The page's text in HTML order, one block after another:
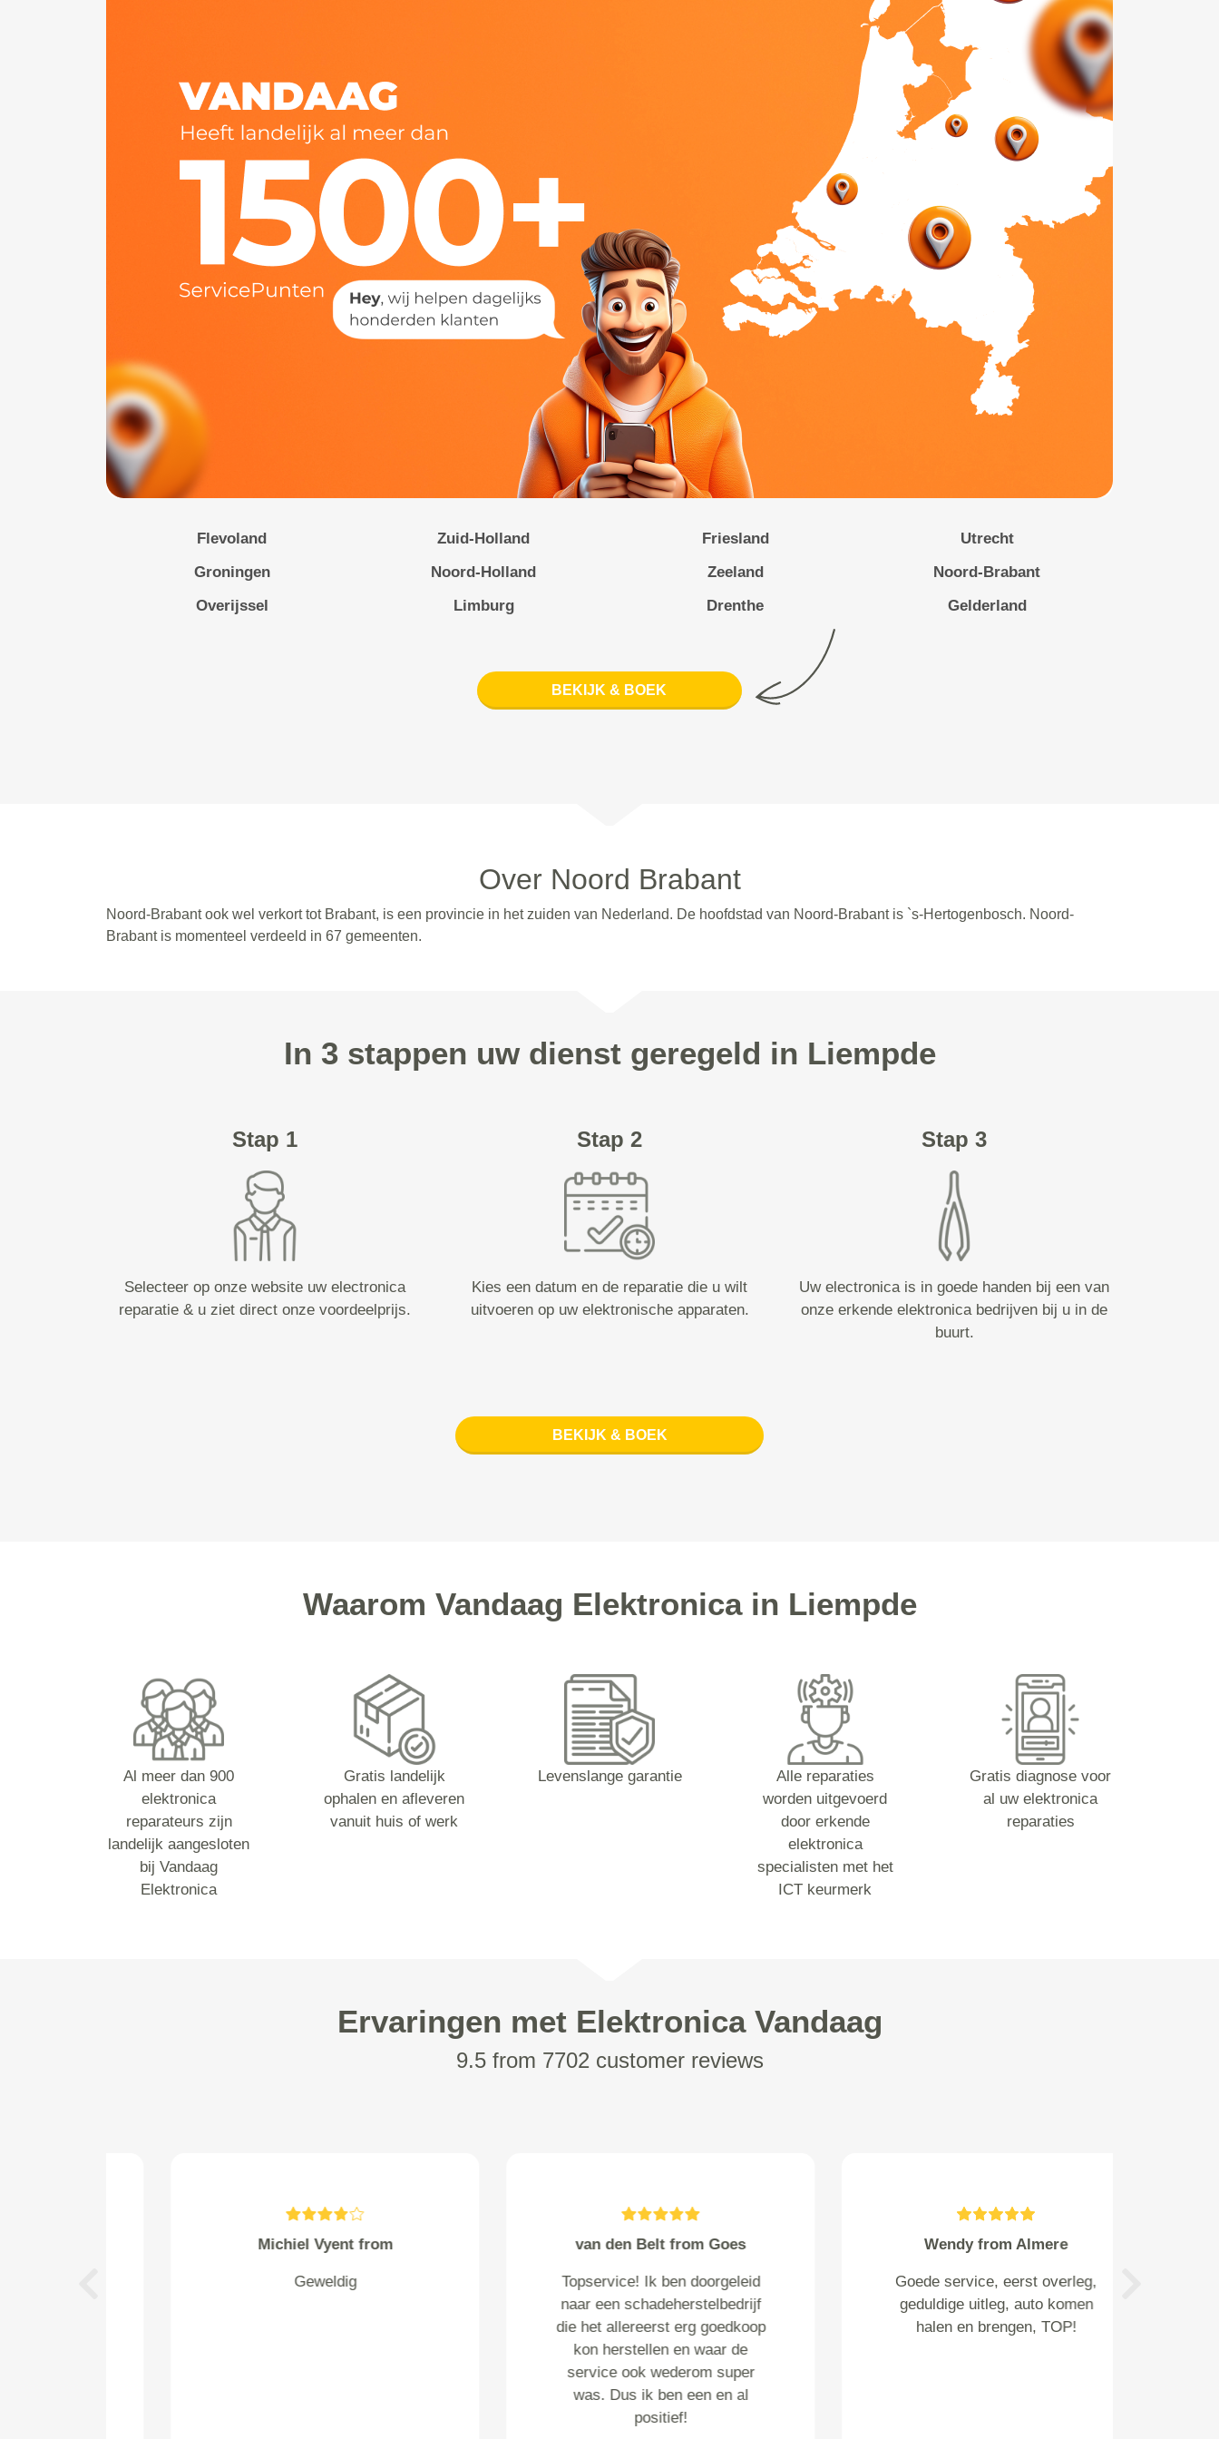
Flevoland Zuid-Holland Friesland
Utrecht
Groningen
Noord-Holland Zeeland
Noord-Brabant
Overijssel
Limburg Drenthe Gelderland
BEKIJK & BOEK
Over Noord Brabant
Noord-Brabant ook wel verkort tot Brabant, is een provincie in het zuiden van Nederland. De hoofdstad van Noord-Brabant is `s-Hertogenbosch. Noord-
Brabant is momenteel verdeeld in 67 gemeenten.
In 3 stappen uw dienst geregeld in Liempde
Stap 1
Selecteer op onze website uw electronica
reparatie & u ziet direct onze voordeelprijs.
Stap 2
Kies een datum en de reparatie die u wilt
uitvoeren op uw elektronische apparaten.
Stap 3
Uw electronica is in goede handen bij een van
onze erkende elektronica bedrijven bij u in de
buurt.
BEKIJK & BOEK
Waarom Vandaag Elektronica in Liempde
Al meer dan 900
elektronica
reparateurs zijn
landelijk aangesloten
bij Vandaag
Elektronica
Gratis landelijk
ophalen en afleveren
vanuit huis of werk
Levenslange garantie
Alle reparaties
worden uitgevoerd
door erkende
elektronica
specialisten met het
ICT keurmerk
Gratis diagnose voor
al uw elektronica
reparaties
Ervaringen met Elektronica Vandaag
9.5 from 7702 customer reviews
Wendy from Almere
Goede service, eerst overleg,
Penterman from Eibergen
Vriendelijke en goede service
Baudoin from Rotterdam
Alle afspraken nagekomen en
auto goed gereinigd
teruggebracht